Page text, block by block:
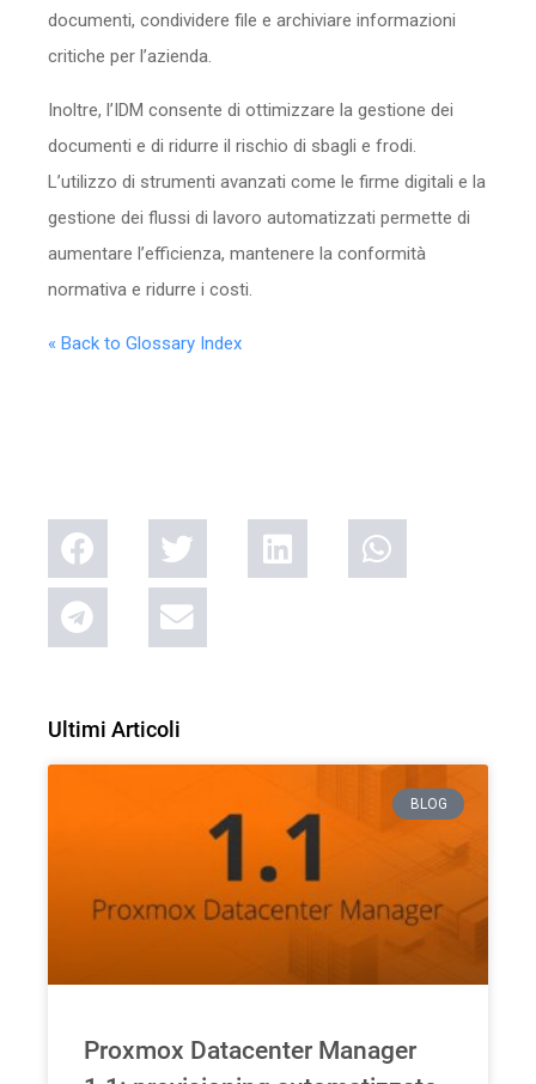
documenti, condividere file e archiviare informazioni
critiche per l’azienda.
Inoltre, l’IDM consente di ottimizzare la gestione dei
documenti e di ridurre il rischio di sbagli e frodi.
L’utilizzo di strumenti avanzati come le firme digitali e la
gestione dei flussi di lavoro automatizzati permette di
aumentare l’efficienza, mantenere la conformità
normativa e ridurre i costi.
« Back to Glossary Index
Ultimi Articoli
BLOG
Proxmox Datacenter Manager